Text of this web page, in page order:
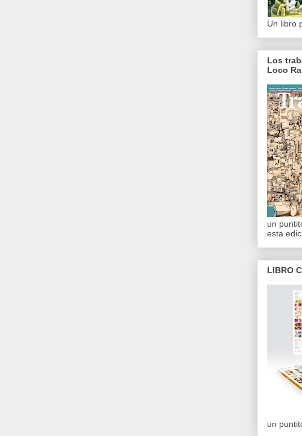
Un libro
Los
Loco
un
esta
LIBRO
un